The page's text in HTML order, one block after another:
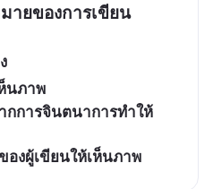
ายของการเขียน
นภาพ
กการจินตนาการทำให้
องผู้เขียนให้เห็นภาพ